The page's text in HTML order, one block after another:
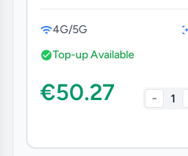
4G/5G
Top-up Available
€50.27 - 1